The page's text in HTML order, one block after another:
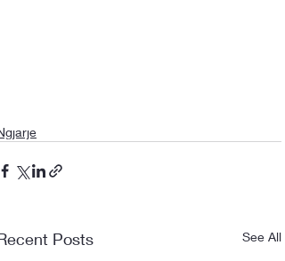
Posts See All